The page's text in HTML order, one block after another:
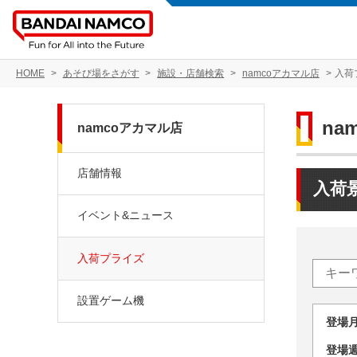
HOME あそび場をさがす 施設・店舗検索 namcoアカマル店 入荷
入荷
登
登
namcoアカマル店
店舗情報
イベント&ニュース
入荷プライズ
設置ゲーム機